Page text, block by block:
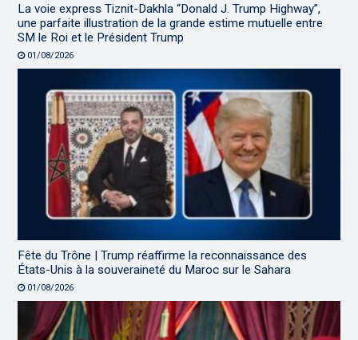
La voie express Tiznit-Dakhla “Donald J. Trump Highway”,
une parfaite illustration de la grande estime mutuelle entre
SM le Roi et le Président Trump
01/08/2026
Fête du Trône | Trump réaffirme la reconnaissance des
États-Unis à la souveraineté du Maroc sur le Sahara
01/08/2026